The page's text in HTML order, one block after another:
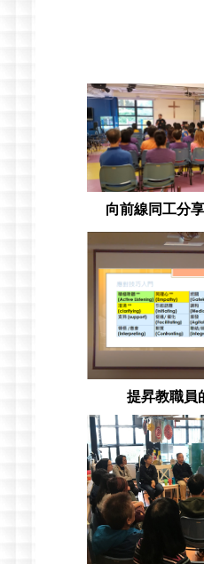
向前線同工分
提昇教職員